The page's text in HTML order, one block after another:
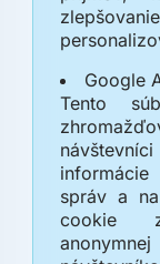
Google
Tento
správ a
cookie